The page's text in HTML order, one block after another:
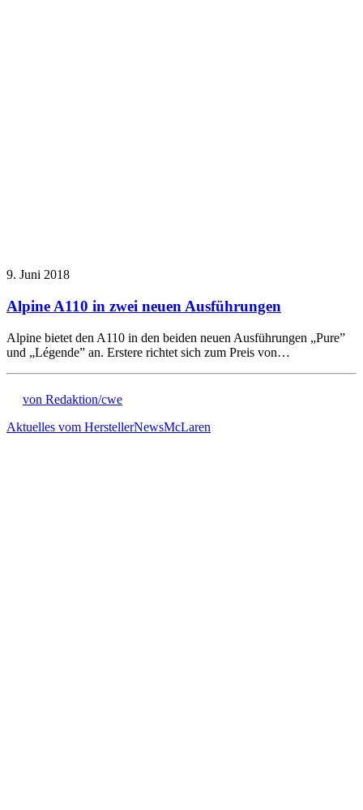
9. Juni 2018
Alpine A110 in zwei neuen Ausführungen
Alpine bietet den A110 in den beiden neuen Ausführungen „Pure”
und „Légende” an. Erstere richtet sich zum Preis von…
von Redaktion/cwe
Aktuelles vom HerstellerNewsMcLaren